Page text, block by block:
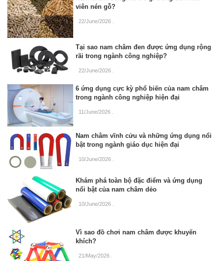
viên nén gỗ?
22/June/2026
Tại sao nam châm đen được ứng dụng rộng
rãi trong ngành công nghiệp?
22/June/2026
6 ứng dụng cực kỳ phổ biến của nam châm
trong ngành công nghiệp hiện đại
11/June/2026
Nam châm vĩnh cửu và những ứng dụng nổi
bật trong ngành giáo dục hiện đại
10/June/2026
Khám phá toàn bộ đặc điểm và ứng dụng
nổi bật của nam châm dẻo
10/June/2026 .
Vì sao đồ chơi nam châm được khuyến
khích?
21/May/2026